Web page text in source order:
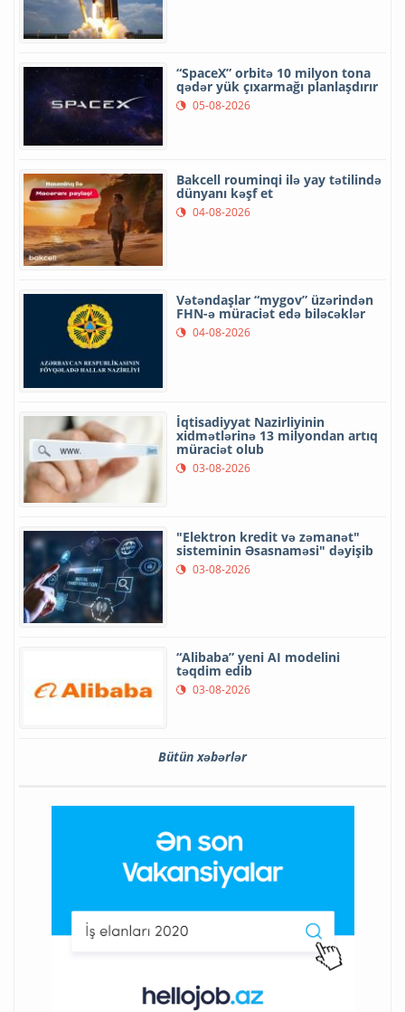
“SpaceX” orbitə 10 milyon tona
qədər yük çıxarmağı planlaşdırır
05-08-2026
Bakcell rouminqi ilə yay tətilində
dünyanı kəşf et
04-08-2026
Vətəndaşlar “mygov” üzərindən
FHN-ə müraciət edə biləcəklər
04-08-2026
İqtisadiyyat Nazirliyinin
xidmətlərinə 13 milyondan artıq
müraciət olub
03-08-2026
"Elektron kredit və zəmanət"
sisteminin Əsasnaməsi" dəyişib
03-08-2026
“Alibaba” yeni AI modelini
təqdim edib
03-08-2026
Bütün xəbərlər